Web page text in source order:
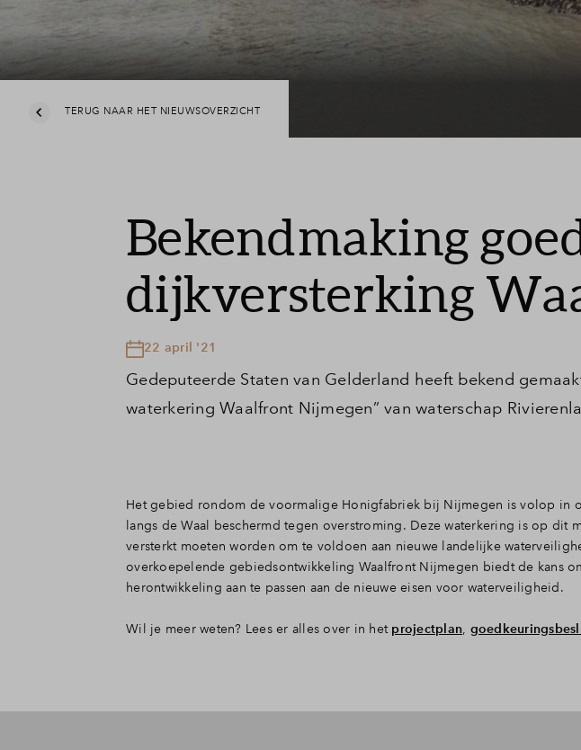
TERUG NAAR HET NIEUWSOVERZICHT
Bekendmaking
dijkversterking
22 april '21
Gedeputeerde Staten van Gelderland heeft bekend
waterkering Waalfront Nijmegen” van waterschap
Het gebied rondom de voormalige Honigfabriek bij Nijmegen is volop in
langs de Waal beschermd tegen overstroming. Deze waterkering is op dit
versterkt moeten worden om te voldoen aan nieuwe landelijke
overkoepelende gebiedsontwikkeling Waalfront Nijmegen biedt de kans
herontwikkeling aan te passen aan de nieuwe eisen voor waterveiligheid.
Wil je meer weten? Lees er alles over in het projectplan,